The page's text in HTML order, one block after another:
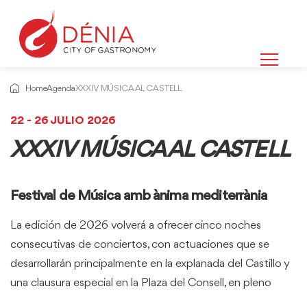
HomeAgendaXXXIV MÚSICA AL CASTELL
22 - 26 JULIO 2026
XXXIV MÚSICA AL CASTELL
Festival de Música amb ànima mediterrània
La edición de 2026 volverá a ofrecer cinco noches
consecutivas de conciertos, con actuaciones que se
desarrollarán principalmente en la explanada del Castillo y
una clausura especial en la Plaza del Consell, en pleno